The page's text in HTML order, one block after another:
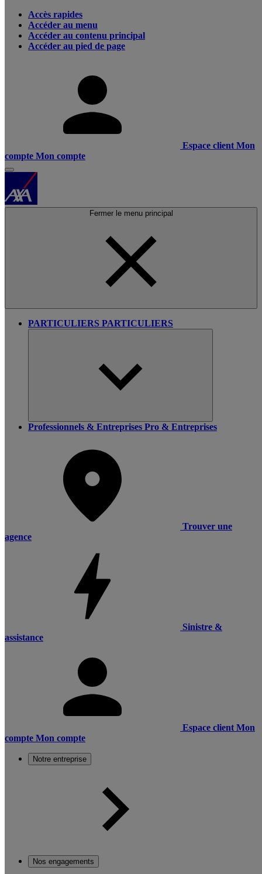
Accès rapides
Accéder au menu
Accéder au contenu principal
Accéder au pied de page
Espace client Mon
compte Mon compte
Fermer le menu principal
PARTICULIERS PARTICULIERS
Professionnels & Entreprises Pro & Entreprises
Trouver une
agence
Sinistre &
assistance
Espace client Mon
compte Mon compte
Notre entreprise
Nos engagements